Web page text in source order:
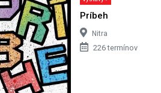
Príbeh
Nitra
226 termínov